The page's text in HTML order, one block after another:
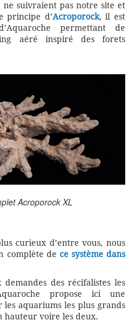
suivraient pas notre site et
principe d’Acroporock, il est
permettant de
aéré inspiré des forets
Acroporock XL
curieux d’entre vous, nous
complète de ce système dans
des récifalistes les
propose ici une
aquariums les plus grands
hauteur voire les deux.